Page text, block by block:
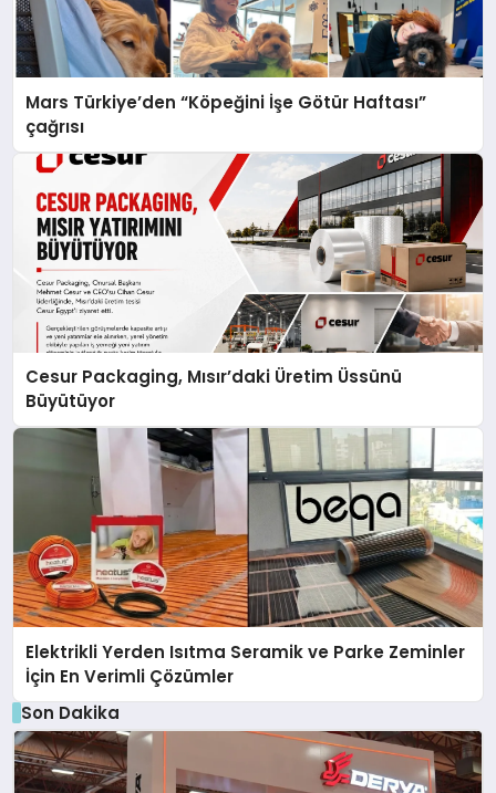
Mars Türkiye’den “Köpeğini İşe Götür Haftası”
çağrısı
Cesur Packaging, Mısır’daki Üretim Üssünü
Büyütüyor
Elektrikli Yerden Isıtma Seramik ve Parke Zeminler
İçin En Verimli Çözümler
Son Dakika